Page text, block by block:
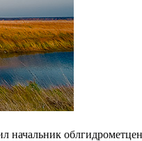
начальник